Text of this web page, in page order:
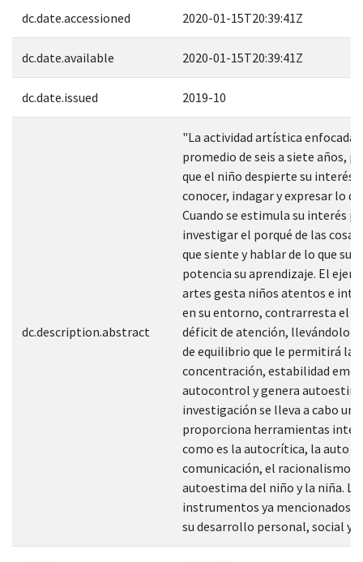
dc.date.accessioned 2020-01-15T20:39:41Z
dc.date.available 2020-01-15T20:39:41Z
dc.date.issued 2019-10
dc.description.abstract
"La actividad artística enfocada
promedio de seis a siete años,
que el niño despierte su interés
conocer, indagar y expresar lo
Cuando se estimula su interés
investigar el porqué de las
que siente y hablar de lo que
potencia su aprendizaje. El
artes gesta niños atentos e
en su entorno, contrarresta el
déficit de atención, llevándolo a
de equilibrio que le permitirá la
concentración, estabilidad
autocontrol y genera
investigación se lleva a cabo un
proporciona herramientas
como es la autocrítica, la auto
comunicación, el racionalismo y
autoestima del niño y la niña.
instrumentos ya mencionados
su desarrollo personal, social y